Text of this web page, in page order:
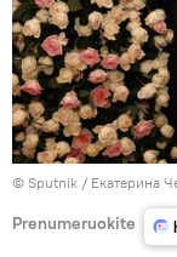
© Sputnik / Екатерина
Prenumeruokite